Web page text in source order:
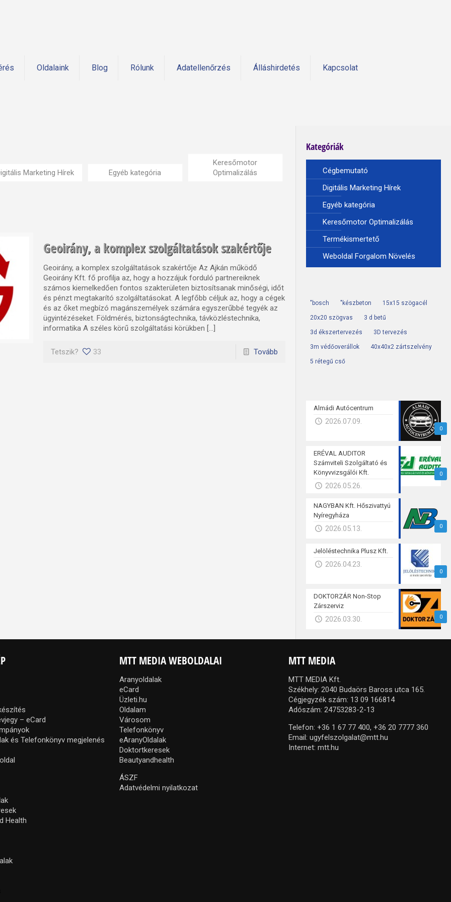
Oldalaink Blog Rólunk Adatellenőrzés Álláshirdetés Kapcsolat
Marketing Hírek Egyéb kategória
Keresőmotor
Optimalizálás
Geoirány, a komplex szolgáltatások szakértője
Geoirány, a komplex szolgáltatások szakértője Az Ajkán működő
Geoirány Kft. fő profilja az, hogy a hozzájuk forduló partnereiknek
számos kiemelkedően fontos szakterületen biztosítsanak minőségi, időt
és pénzt megtakarító szolgáltatásokat. A legfőbb céljuk az, hogy a cégek
és az őket megbízó magánszemélyek számára egyszerűbbé tegyék az
ügyintézéseket. Földmérés, biztonságtechnika, távközléstechnika,
informatika A széles körű szolgáltatási körükben […]
Tetszik? 33 Tovább
Kategóriák
Cégbemutató
Digitális Marketing Hírek
Egyéb kategória
Keresőmotor Optimalizálás
Termékismertető
Weboldal Forgalom Növelés
"bosch "készbeton 15x15 szögacél
20x20 szögvas 3 d betű
3d ékszertervezés 3D tervezés
3m védőoverállok 40x40x2 zártszelvény
5 rétegű cső
0
Almádi Autócentrum
2026.07.09.
0
ERÉVAL AUDITOR
Számviteli Szolgáltató és
Könyvvizsgálói Kft.
2026.05.26.
0
NAGYBAN Kft. Hőszivattyú
Nyíregyháza
2026.05.13.
0
Jelöléstechnika Plusz Kft.
2026.04.23.
0
DOKTORZÁR Non-Stop
Zárszerviz
2026.03.30.
– eCard
és Telefonkönyv megjelenés
Health
MTT MEDIA WEBOLDALAI
Aranyoldalak
eCard
Üzleti.hu
Oldalam
Városom
Telefonkönyv
eAranyOldalak
Doktortkeresek
Beautyandhealth
ÁSZF
Adatvédelmi nyilatkozat
MTT MEDIA
MTT MEDIA Kft.
Székhely: 2040 Budaörs Baross utca 165.
Cégjegyzék szám: 13 09 166814
Adószám: 24753283-2-13
Telefon:+36 1 67 77 400, +36 20 7777 360
Email:ugyfelszolgalat@mtt.hu
Internet:mtt.hu